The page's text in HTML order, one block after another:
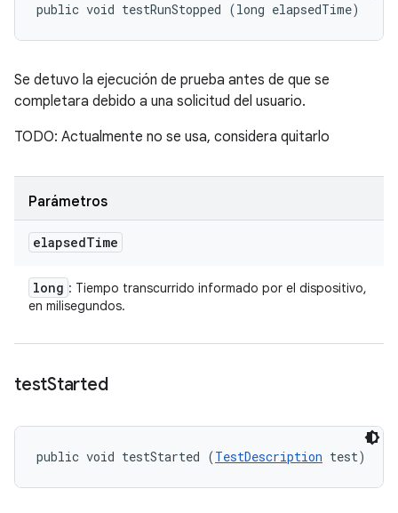
public void testRunStopped (long elapsedTime)
Se detuvo la ejecución de prueba antes de que se
completara debido a una solicitud del usuario.
TODO: Actualmente no se usa, considera quitarlo
Parámetros
elapsedTime
long : Tiempo transcurrido informado por el dispositivo,
en milisegundos.
testStarted
public void testStarted (TestDescription test)